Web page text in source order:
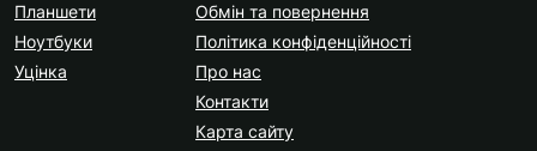
Планшети
Ноутбуки
Уцінка
Обмін та повернення
Політика конфіденційності
Про нас
Контакти
Карта сайту